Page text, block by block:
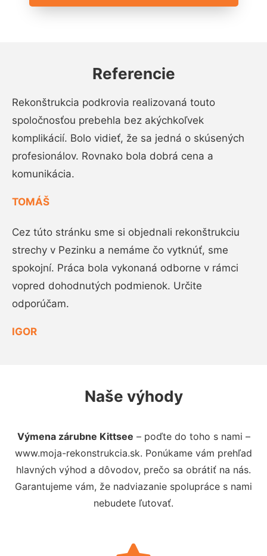
Referencie
Rekonštrukcia podkrovia realizovaná touto
spoločnosťou prebehla bez akýchkoľvek
komplikácií. Bolo vidieť, že sa jedná o skúsených
profesionálov. Rovnako bola dobrá cena a
komunikácia.
TOMÁŠ
Cez túto stránku sme si objednali rekonštrukciu
strechy v Pezinku a nemáme čo vytknúť, sme
spokojní. Práca bola vykonaná odborne v rámci
vopred dohodnutých podmienok. Určite
odporúčam.
IGOR
Naše výhody
Výmena zárubne Kittsee – poďte do toho s nami –
www.moja-rekonstrukcia.sk. Ponúkame vám prehľad
hlavných výhod a dôvodov, prečo sa obrátiť na nás.
Garantujeme vám, že nadviazanie spolupráce s nami
nebudete ľutovať.